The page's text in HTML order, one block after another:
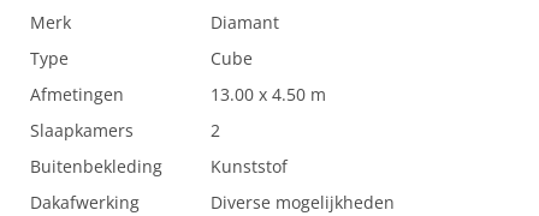
Merk
Diamant
Type
Cube
Afmetingen
13.00 x 4.50 m
Slaapkamers
2
Buitenbekleding
Kunststof
Dakafwerking
Diverse mogelijkheden